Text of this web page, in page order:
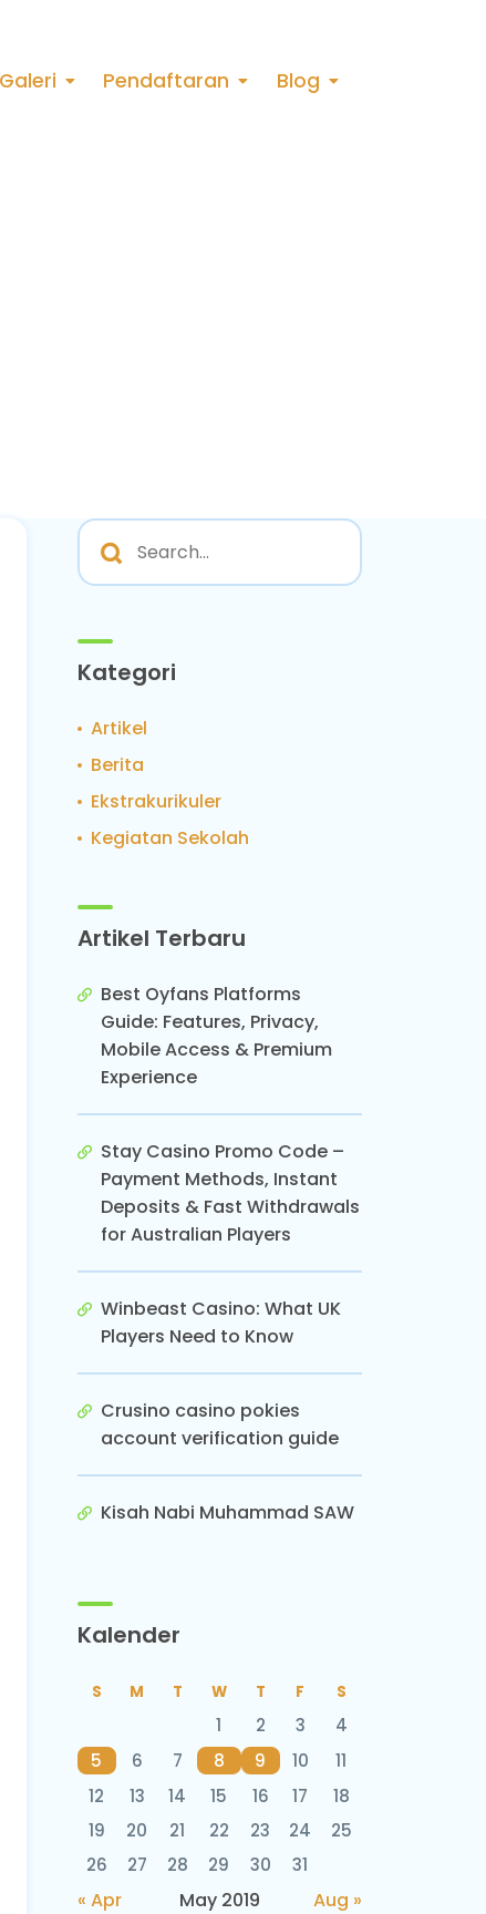
Galeri Pendaftaran Blog
Kategori
Artikel
Berita
Ekstrakurikuler
Kegiatan Sekolah
Artikel Terbaru
Best Oyfans Platforms
Guide: Features, Privacy,
Mobile Access & Premium
Experience
Stay Casino Promo Code –
Payment Methods, Instant
Deposits & Fast Withdrawals
for Australian Players
Winbeast Casino: What UK
Players Need to Know
Crusino casino pokies
account verification guide
Kisah Nabi Muhammad SAW
Kalender
May 2019
S M T W T F S
1 2 3
4
5
6 7 8 9 10
11
12
13 14 15 16 17
18
19
20 21 22 23 24
25
26
27 28 29 30 31
« Apr Aug »